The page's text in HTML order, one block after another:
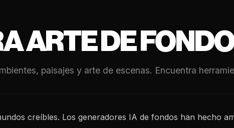
ARTE DE
paisajes y arte de escenas. Encuentra
creíbles. Los generadores IA de fondos han hecho